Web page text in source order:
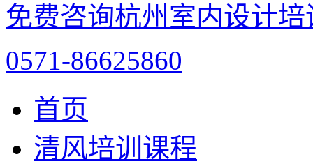
免费咨询杭州室内设计
0571-86625860
首页
清风培训课程